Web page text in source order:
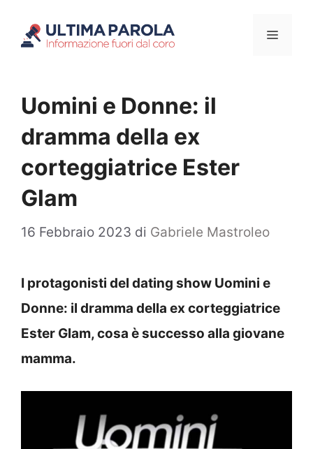
Menu
Uomini e Donne: il
dramma della ex
corteggiatrice Ester
Glam
16 Febbraio 2023 di Gabriele Mastroleo
I protagonisti del dating show Uomini e
Donne: il dramma della ex corteggiatrice
Ester Glam, cosa è successo alla giovane
mamma.